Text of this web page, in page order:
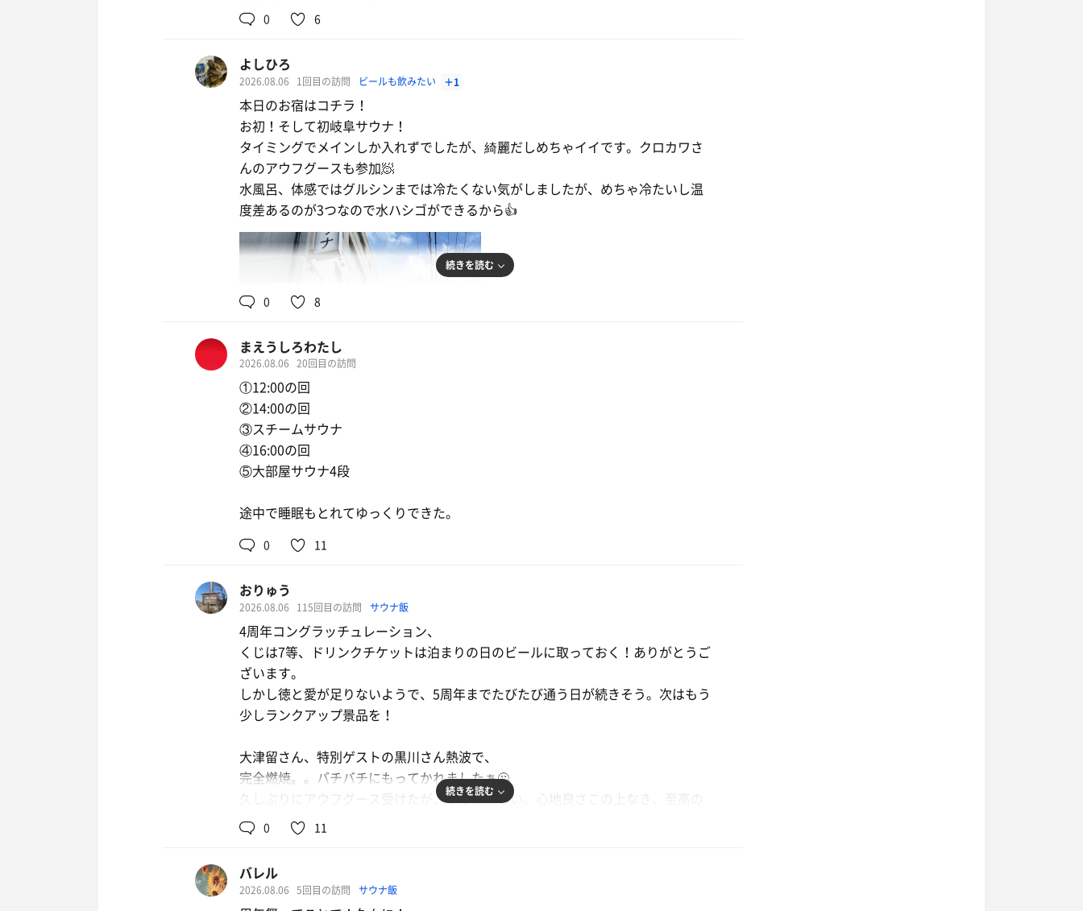
気持ち良かった🥴
邦楽セトリでアウフ しもさん曰く、昨日のが良かったと、でも彼のアウフすき
かも
20時回
エンヤからバイバイセトリ
この回も良かった😊👍
22時回
パチンコ曲セトリで盛り上がる
振り切ってました
これで今日の追っ黒終了です
0 6
よしひろ
2026.08.06 1回目の訪問 ビールも飲みたい ＋1
本日のお宿はコチラ！
お初！そして初岐阜サウナ！
タイミングでメインしか入れずでしたが、綺麗だしめちゃイイです。クロカワさ
んのアウフグースも参加🧖
水風呂、体感ではグルシンまでは冷たくない気がしましたが、めちゃ冷たいし温
度差あるのが3つなので水ハシゴができるから👍
生大！
続きを読む
0 8
まえうしろわたし
2026.08.06 20回目の訪問
①12:00の回
②14:00の回
③スチームサウナ
④16:00の回
⑤大部屋サウナ4段
途中で睡眠もとれてゆっくりできた。
0 11
おりゅう
2026.08.06 115回目の訪問 サウナ飯
4周年コングラッチュレーション、
くじは7等、ドリンクチケットは泊まりの日のビールに取っておく！ありがとうご
ざいます。
しかし徳と愛が足りないようで、5周年までたびたび通う日が続きそう。次はもう
少しランクアップ景品を！
大津留さん、特別ゲストの黒川さん熱波で、
完全燃焼。。バチバチにもってかれましたぁ🫠
久しぶりにアウフグース受けたが、やっぱ楽しい。心地良さこの上なき、至高の
時間。
21時で退館。
5周年目もどーぞ、よろしゅう。。
続きを読む
0 11
バレル
2026.08.06 5回目の訪問 サウナ飯